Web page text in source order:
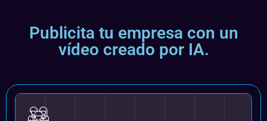
Publicita tu empresa con un
vídeo creado por IA.